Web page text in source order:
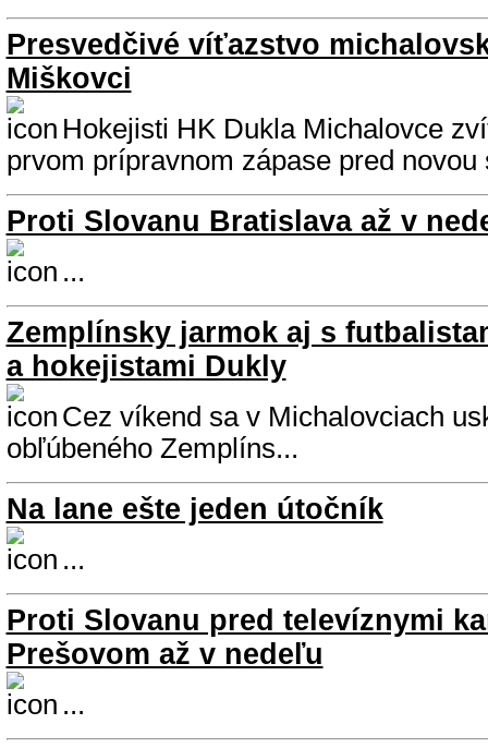
Presvedčivé víťazstvo
Miškovci
Hokejisti HK Dukla Michalovce
prvom prípravnom zápase pred novou
Proti Slovanu Bratislava až v
...
Zemplínsky jarmok aj s
a hokejistami Dukly
Cez víkend sa v Michalovciach
obľúbeného Zemplíns...
Na lane ešte jeden útočník
...
Proti Slovanu pred televíznymi
Prešovom až v nedeľu
...